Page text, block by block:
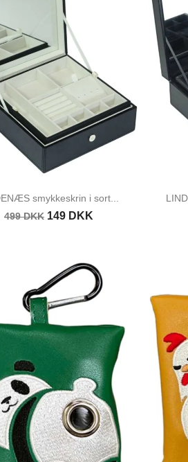
smykkeskrin i sort...
499 DKK 149 DKK